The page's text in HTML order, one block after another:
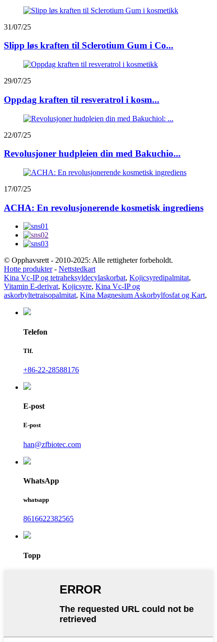
31/07/25
Slipp løs kraften til Sclerotium Gum i Co...
29/07/25
Oppdag kraften til resveratrol i kosm...
22/07/25
Revolusjoner hudpleien din med Bakuchio...
17/07/25
ACHA: En revolusjonerende kosmetisk ingrediens
© Opphavsrett - 2010-2025: Alle rettigheter forbeholdt.
Hotte produkter- Nettstedkart
Kina Vc-IP og tetraheksyldecylaskorbat, Kojicsyredipalmitat,
Vitamin E-derivat, Kojicsyre, Kina Vc-IP og
askorbyltetraisopalmitat, Kina Magnesium Askorbylfosfat og Kart,
Telefon
Tlf.
+86-22-28588176
E-post
E-post
han@zfbiotec.com
WhatsApp
whatsapp
8616622382565
Topp